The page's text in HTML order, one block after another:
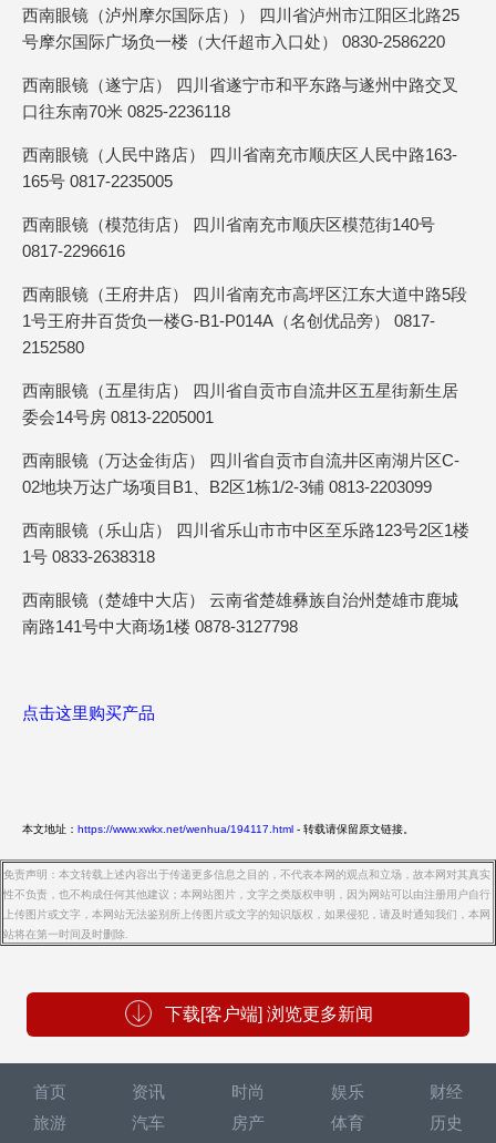
西南眼镜（泸州摩尔国际店）） 四川省泸州市江阳区北路25
号摩尔国际广场负一楼（大仟超市入口处） 0830-2586220
西南眼镜（遂宁店） 四川省遂宁市和平东路与遂州中路交叉
口往东南70米 0825-2236118
西南眼镜（人民中路店） 四川省南充市顺庆区人民中路163-
165号 0817-2235005
西南眼镜（模范街店） 四川省南充市顺庆区模范街140号
0817-2296616
西南眼镜（王府井店） 四川省南充市高坪区江东大道中路5段
1号王府井百货负一楼G-B1-P014A（名创优品旁） 0817-
2152580
西南眼镜（五星街店） 四川省自贡市自流井区五星街新生居
委会14号房 0813-2205001
西南眼镜（万达金街店） 四川省自贡市自流井区南湖片区C-
02地块万达广场项目B1、B2区1栋1/2-3铺 0813-2203099
西南眼镜（乐山店） 四川省乐山市市中区至乐路123号2区1楼
1号 0833-2638318
西南眼镜（楚雄中大店） 云南省楚雄彝族自治州楚雄市鹿城
南路141号中大商场1楼 0878-3127798
点击这里购买产品
本文地址： https://www.xwkx.net/wenhua/194117.html - 转载请保留原文链接。
免责声明：本文转载上述内容出于传递更多信息之目的，不代表本网的观点和立场，故本网对其真实
性不负责，也不构成任何其他建议；本网站图片，文字之类版权申明，因为网站可以由注册用户自行
上传图片或文字，本网站无法鉴别所上传图片或文字的知识版权，如果侵犯，请及时通知我们，本网
站将在第一时间及时删除.
下载[客户端] 浏览更多新闻
首页 资讯 时尚 娱乐
财经
旅游
汽车 房产 体育 历史